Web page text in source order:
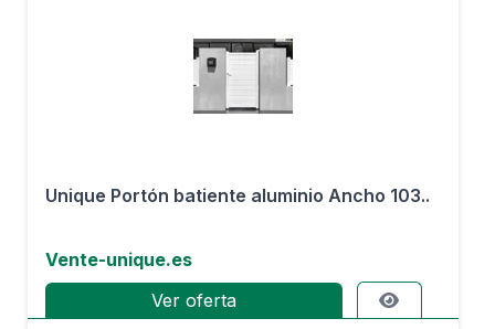
Unique Portón batiente aluminio Ancho 103..
Vente-unique.es
Ver oferta